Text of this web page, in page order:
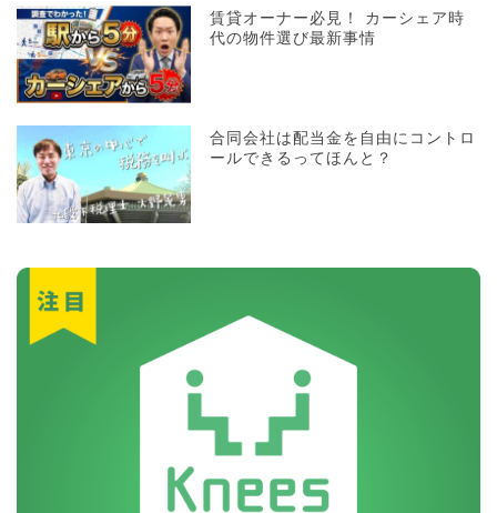
賃貸オーナー必見！ カーシェア時
代の物件選び最新事情
合同会社は配当金を自由にコントロ
ールできるってほんと？